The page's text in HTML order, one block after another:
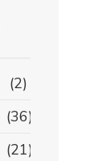
(2)
(36)
(21)